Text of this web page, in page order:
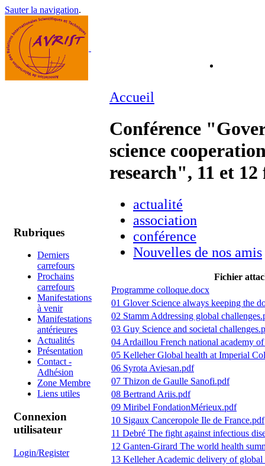
Sauter la navigation.
Rubriques
Derniers
carrefours
Prochains
carrefours
Manifestations
à venir
Manifestations
antérieures
Actualités
Présentation
Contact -
Adhésion
Zone Membre
Liens utiles
Connexion
utilisateur
Login/Register
Accueil
Conférence
science
research", 11 et
actualité
association
conférence
Nouvelles de nos amis
Fichier
Programme colloque.docx
01 Glover Science always keeping the
02 Stamm Addressing global
03 Guy Science and societal
04 Ardaillou French national academy
05 Kelleher Global health at Imperial
06 Syrota Aviesan.pdf
07 Thizon de Gaulle Sanofi.pdf
08 Bertrand Ariis.pdf
09 Miribel FondationMérieux.pdf
10 Sigaux Canceropole Ile de France.pdf
11 Debré The fight against infectious
12 Ganten-Girard The world health
13 Kelleher Academic delivery of